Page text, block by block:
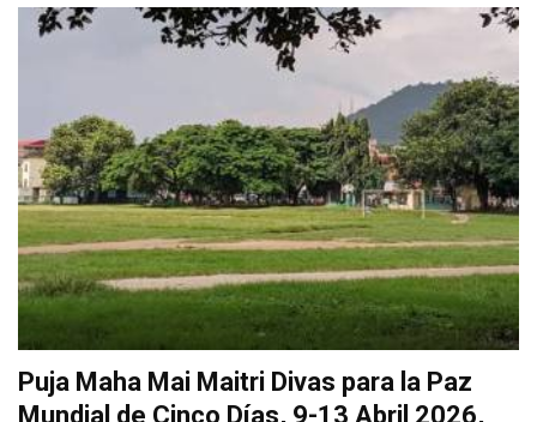
Puja Maha Mai Maitri Divas para la Paz
Mundial de Cinco Días, 9-13 Abril 2026,